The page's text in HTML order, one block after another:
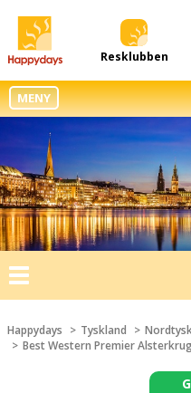
Resklubben
MENY
Toggle
navigation
Happydays Tyskland
Best Western Premier